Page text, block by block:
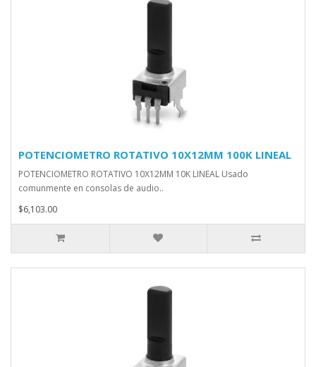
POTENCIOMETRO ROTATIVO 10X12MM 100K LINEAL
POTENCIOMETRO ROTATIVO 10X12MM 10K LINEAL Usado
comunmente en consolas de audio..
$6,103.00